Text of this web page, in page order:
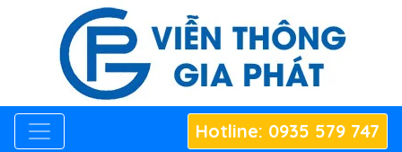
Hotline: 0935 579 747